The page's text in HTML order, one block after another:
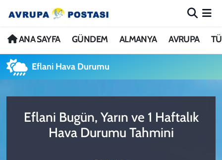
ANA SAYFA GÜNDEM ALMANYA AVRUPA
Eflani Hava Durumu
Eflani Bugün, Yarın ve 1 Haftalık
Hava Durumu Tahmini
ANA SAYFA
GÜNDEM
AVRUPA
TÜRKİYE
Nöbetçi Eczaneler
Hava Durumu
Trafik Durumu
Avrupa Ligi Puan Durumu ve Fikstür